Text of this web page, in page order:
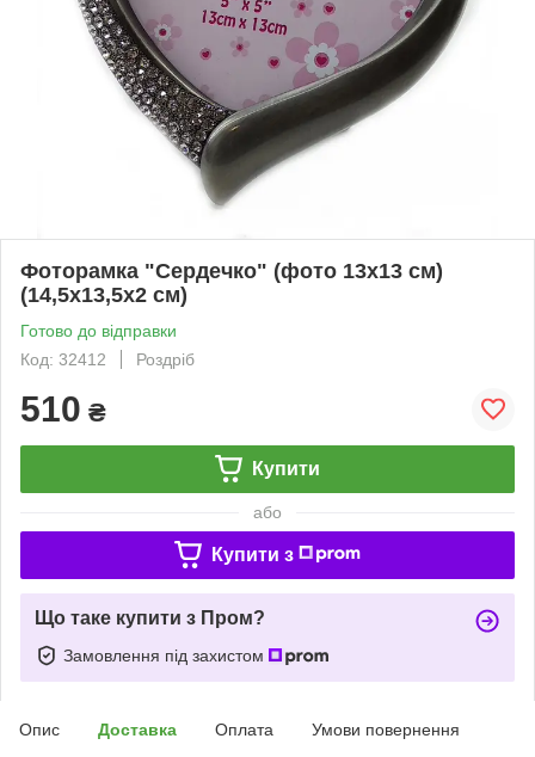
Фоторамка "Сердечко" (фото 13х13 см)
(14,5х13,5х2 см)
Готово до відправки
Код: 32412
Роздріб
510 ₴
Купити
або
Купити з
Що таке купити з Пром?
Замовлення під захистом
Опис Доставка Оплата Умови повернення